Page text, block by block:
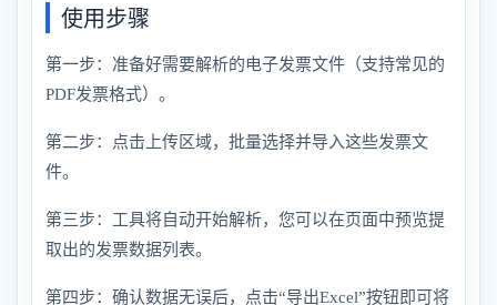
使用步骤
第一步：准备好需要解析的电子发票文件（支持常见的
PDF发票格式）。
第二步：点击上传区域，批量选择并导入这些发票文
件。
第三步：工具将自动开始解析，您可以在页面中预览提
取出的发票数据列表。
第四步：确认数据无误后，点击“导出Excel”按钮即可将